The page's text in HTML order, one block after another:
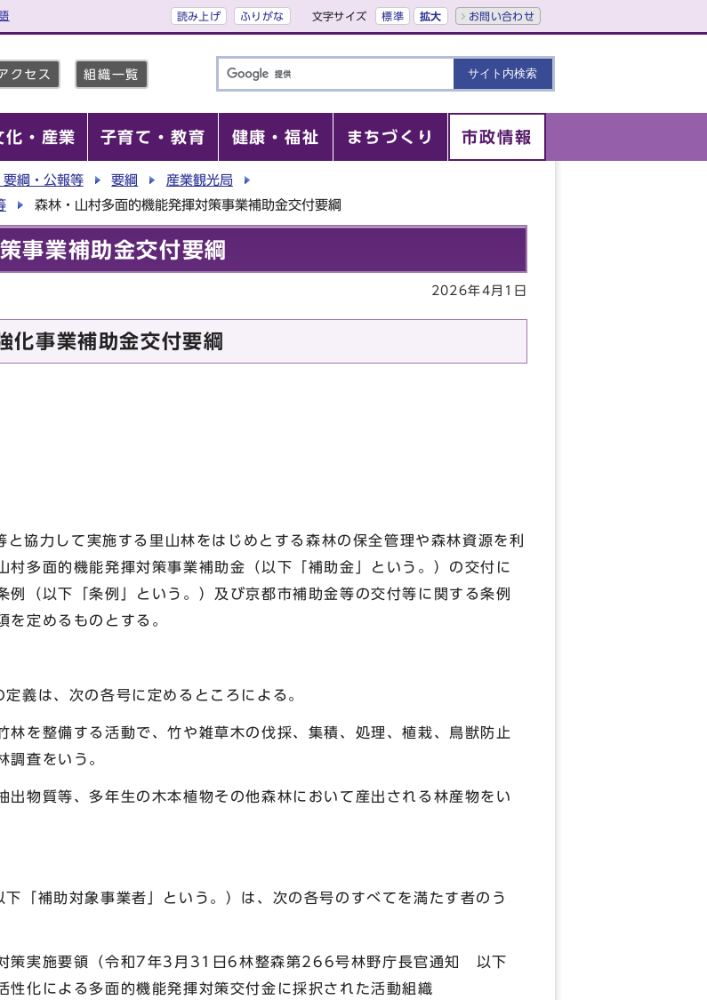
読み上げ ふりがな 文字サイズ 標準 拡大 お問い合わせ
クセス 組織一覧
化・産業 子育て・教育 健康・福祉 まちづくり 市政情報
要綱・公報等 要綱
産業観光局
森林・山村多面的機能発揮対策事業補助金交付要綱
事業補助金交付要綱
2026年4月1日
化事業補助金交付要綱
協力して実施する里山林をはじめとする森林の保全管理や森林資源を利
村多面的機能発揮対策事業補助金（以下「補助金」という。）の交付に
例（以下「条例」という。）及び京都市補助金等の交付等に関する条例
を定めるものとする。
義は、次の各号に定めるところによる。
整備する活動で、竹や雑草木の伐採、集積、処理、植栽、鳥獣防止
調査をいう。
質等、多年生の木本植物その他森林において産出される林産物をい
「補助対象事業者」という。）は、次の各号のすべてを満たす者のう
策実施要領（令和7年3月31日6林整森第266号林野庁長官通知 以下
性化による多面的機能発揮対策交付金に採択された活動組織